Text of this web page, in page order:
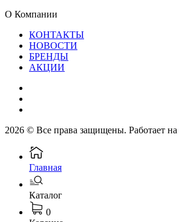
О Компании
КОНТАКТЫ
НОВОСТИ
БРЕНДЫ
АКЦИИ
2026 © Все права защищены. Работает на
Главная
Каталог
0